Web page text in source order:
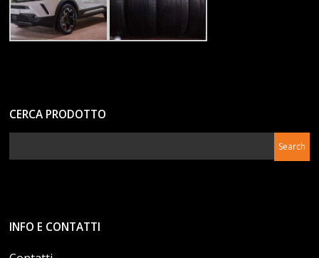
CERCA PRODOTTO
INFO E CONTATTI